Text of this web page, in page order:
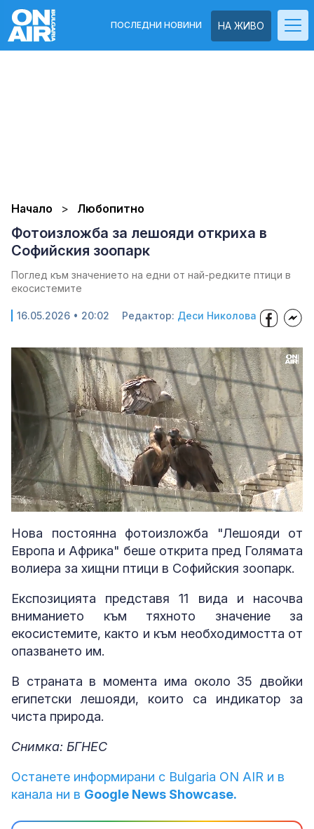
НА ЖИВО
ПОСЛЕДНИ НОВИНИ
Начало Любопитно
Фотоизложба за лешояди откриха в
Софийския зоопарк
Поглед към значението на едни от най-редките птици в
екосистемите
16.05.2026 • 20:02 Редактор: Деси Николова
Unmute Loaded:
100.00%
Нова постоянна фотоизложба "Лешояди от
Европа и Африка" беше открита пред Голямата
волиера за хищни птици в Софийския зоопарк.
Експозицията представя 11 вида и насочва
вниманието към тяхното значение за
екосистемите, както и към необходимостта от
опазването им.
В страната в момента има около 35 двойки
египетски лешояди, които са индикатор за
чиста природа.
Снимка: БГНЕС
Останете информирани с Bulgaria ON AIR и в
канала ни в Google News Showcase.